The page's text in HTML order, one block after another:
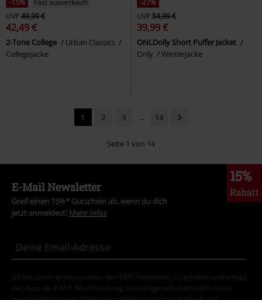
UVP49,99 €
42,49 €
2-Tone College
Urban Classics
Collegejacke
UVP54,99 €
39,99 €
ONLDolly Short Puffer Jacket
Only
Winterjacke
1 2 3 ... 14
Seite 1 von 14
15%
Rabatt
E-Mail Newsletter
Greif einen 15%* Gutschein ab, wenn du dich
jetzt anmeldest! Mehr Infos
Ich bin damit einverstanden, den EMP-Newsletter zu erhalten und willige
ein, dass die E.M.P. Merchandising Handelsgesellschaft mbH meine